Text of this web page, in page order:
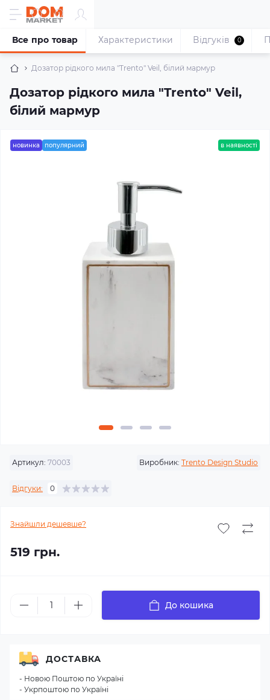
Дозатор рідкого мила "Trento" Veil, білий мармур
Дозатор рідкого мила "Trento" Veil,
білий мармур
Все про товар Характеристики Відгуків 0
новинка популярний в наявності
Артикул: 70003 Виробник: Trento Design Studio
Відгуки: 0
Знайшли дешевше?
519 грн.
До кошика
ДОСТАВКА
- Новою Поштою по Україні
- Укрпоштою по Україні